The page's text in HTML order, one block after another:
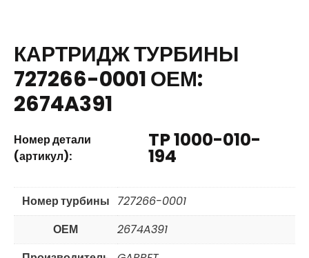
КАРТРИДЖ ТУРБИНЫ
727266-0001 ОЕМ:
2674A391
Номер детали
(артикул):
TP 1000-010-
194
Номер турбины 727266-0001
ОЕМ
2674A391